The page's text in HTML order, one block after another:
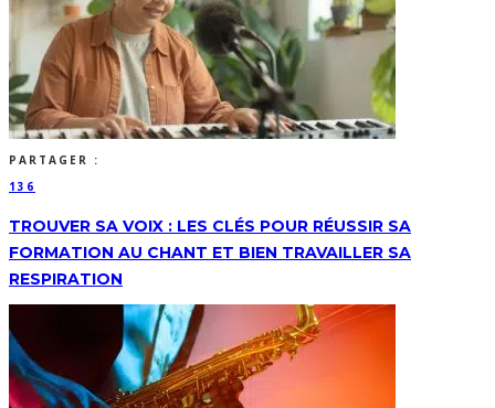
PARTAGER :
136
TROUVER SA VOIX : LES CLÉS POUR RÉUSSIR SA
FORMATION AU CHANT ET BIEN TRAVAILLER SA
RESPIRATION